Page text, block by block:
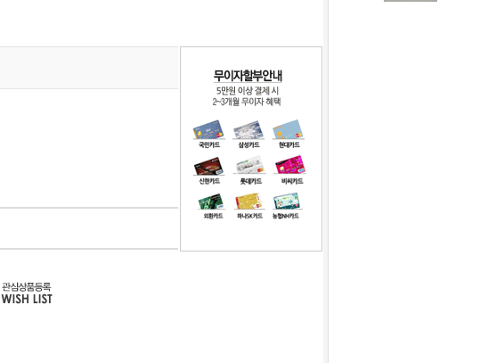
8 정사각팬 - 2호
9 깔리바우트 밀크커버춰400g
10 투명창상자정사각18cm(원터치)
1 녹차맛코팅초콜릿 100g 1kg 택1
2 [대용량] 식빵봉투 영문 38cm 200장